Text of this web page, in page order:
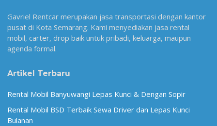
Gavriel Rentcar merupakan jasa transportasi dengan kantor
pusat di Kota Semarang. Kami menyediakan jasa rental
mobil, carter, drop baik untuk pribadi, keluarga, maupun
agenda formal.
Artikel Terbaru
Rental Mobil Banyuwangi Lepas Kunci & Dengan Sopir
Rental Mobil BSD Terbaik Sewa Driver dan Lepas Kunci
Bulanan